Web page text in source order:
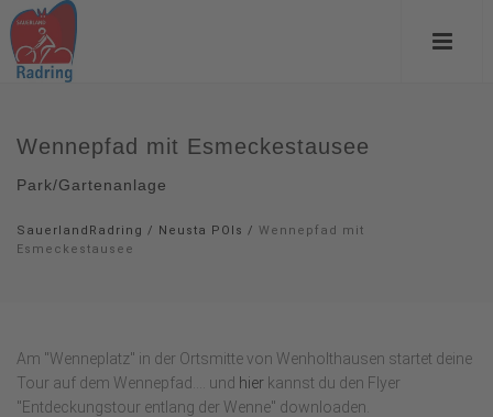
Wennepfad mit Esmeckestausee
Park/Gartenanlage
SauerlandRadring / Neusta POIs / Wennepfad mit
Esmeckestausee
Am "Wenneplatz" in der Ortsmitte von Wenholthausen startet deine
Tour auf dem Wennepfad.... und hier kannst du den Flyer
"Entdeckungstour entlang der Wenne" downloaden.